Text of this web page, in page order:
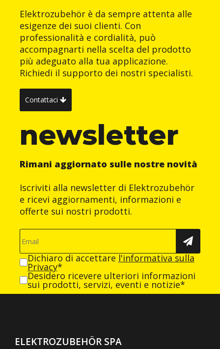
Elektrozubehör è da sempre attenta alle
esigenze dei suoi clienti. Con
professionalità e cordialità, può
accompagnarti nella scelta del prodotto
più adeguato alla tua applicazione.
Richiedi il supporto dei nostri specialisti.
Contattaci
newsletter
Rimani aggiornato sulle nostre novità
Iscriviti alla newsletter di Elektrozubehör
e ricevi aggiornamenti, informazioni e
offerte sui nostri prodotti.
Dichiaro di accettare l'informativa sulla
Privacy*
Desidero ricevere ulteriori informazioni
sui prodotti, servizi, eventi e notizie*
ELEKTROZUBEHÖR SPA